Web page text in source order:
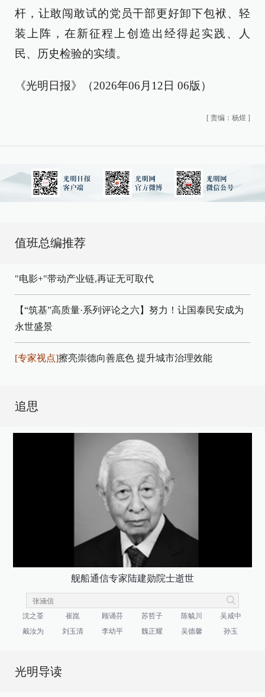
杆，让敢闯敢试的党员干部更好卸下包袱、轻
装上阵，在新征程上创造出经得起实践、人
民、历史检验的实绩。
《光明日报》（2026年06月12日 06版）
[ 责编：杨煜 ]
值班总编推荐
"电影+"带动产业链,再证无可取代
【“筑基”高质量·系列评论之六】努力！让国泰民安成为
永世盛景
[专家视点]擦亮崇德向善底色 提升城市治理效能
追思
舰船通信专家陆建勋院士逝世
沈之荃 崔崑 顾诵芬 苏哲子 陈毓川
吴咸中
戴汝为
刘玉清 李幼平 魏正耀 吴德馨 孙玉
光明导读